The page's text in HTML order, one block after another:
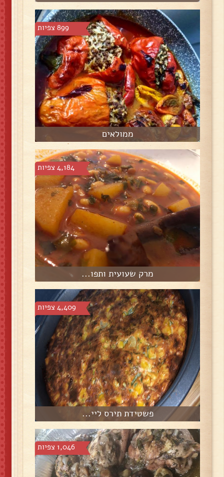
899 צפיות
ממולאים
4,184 צפיות
מרק שעועית ותפו...
4,409 צפיות
פשטידת תירס ליי...
1,046 צפיות